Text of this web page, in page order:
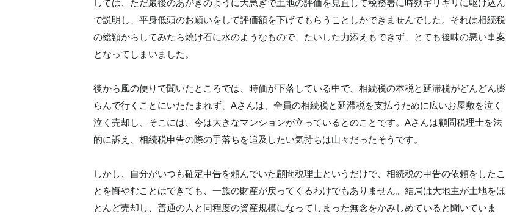
しては、ただ最後のあがきのように大急ぎで土地の評価を見直して税務署に時効ギリギリに駆け込ん
で説明し、平身低頭のお願いをして評価額を下げてもらうことしかできませんでした。それは相続税
の総額からしてみたら焼け石に水のようなもので、たいした力添えもできず、とても後味の悪い事案
となってしまいました。
後から風の便りで聞いたところでは、時価が下落している中で、相続税の本税と延滞税がどんどん膨
らんで行くことにいたたまれず、Aさんは、全員の相続税と延滞税を支払うために広いお屋敷を泣く
泣く売却し、そこには、今は大きなマンションが立っているとのことです。Aさんは顧問税理士を法
的に訴え、相続税申告の際の手落ちを追及したい気持ちは山々だったそうです。
しかし、自分がいつも確定申告を頼んでいた顧問税理士というだけで、相続税の申告の依頼をしたこ
とを悔やむことはできても、一族の財産が戻ってくるわけでもありません。結局は大地主が土地をほ
とんど売却し、普通の人と同程度の資産規模になってしまった無念をかみしめていると聞いていま